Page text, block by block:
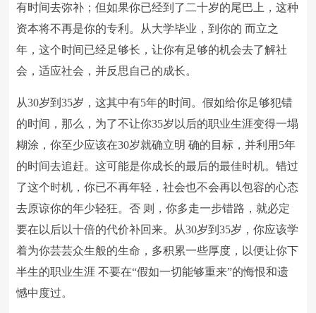
有时间去弥补；但如果你已经到了二十岁的尾巴上，这种
资本将不再是你的专利。从大学毕业，到你的 而立之
年，这个时间已经足够长，让你有足够的机会去了解社
会，适应社会，并反思自己的成长。
从30岁到35岁，这其中有5年的时间。假如给你足够犯错
的时间，那么，为了不让你35岁以后的职业生涯变得一塌
糊涂，你至少应该在30岁就确立明 确的目标，并利用5年
的时间去追赶。这可能是你成长的最后的最佳时机。错过
了这个时机，你已不再年轻，社会也不会再以包容的心态
去原谅你的年少轻狂。否 则，你多走一步错路，就必定
要在以后以十倍的代价补回来。从30岁到35岁，你应该学
着为你芸芸众生般的生命，多积累一些厚度，以便让你下
半生的职业生涯 不要在“假如一切能够重来”的悔恨和遗
憾中度过。